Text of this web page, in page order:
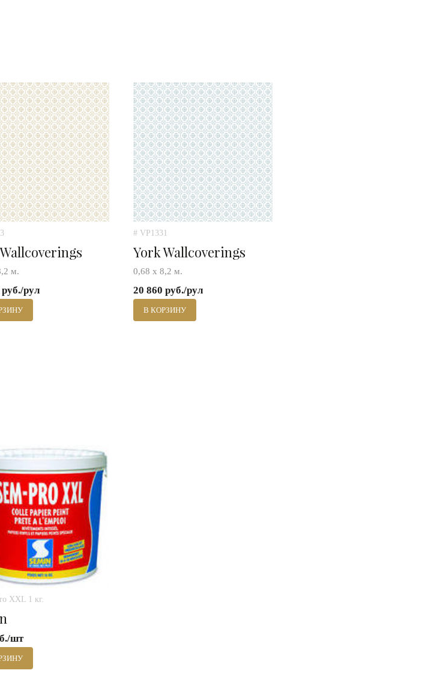
м.
рул
# VP1331
York Wallcoverings
0,68 х 8,2 м.
20 860 руб./рул
В КОРЗИНУ
XXL 1 кг.
шт